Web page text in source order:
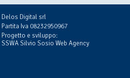
Delos Digital srl
Partita Iva 08232950967
Progetto e sviluppo:
SSWA Silvio Sosio Web Agency